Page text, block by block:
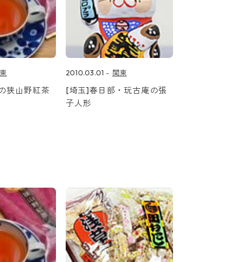
狭山野紅茶
2010.03.01 関東
[埼玉]春日部・玩古庵の張
子人形